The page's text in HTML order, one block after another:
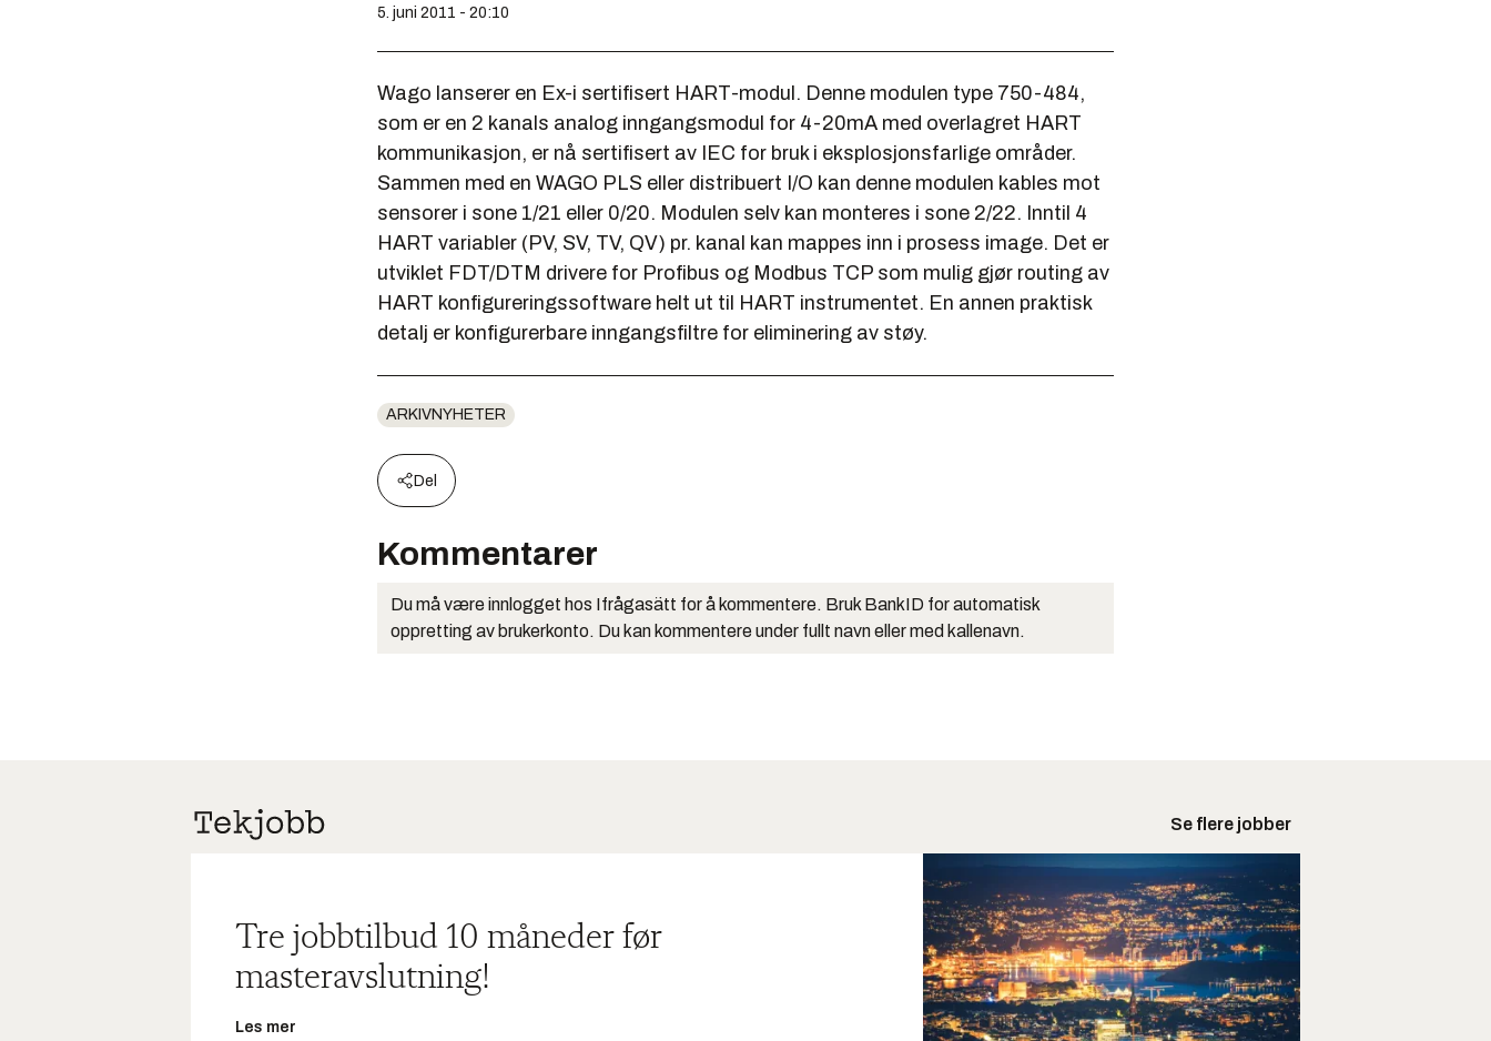
5. juni 2011 - 20:10
Wago lanserer en Ex-i sertifisert HART-modul. Denne modulen type 750-484,
som er en 2 kanals analog inngangsmodul for 4-20mA med overlagret HART
kommunikasjon, er nå sertifisert av IEC for bruk i eksplosjonsfarlige områder.
Sammen med en WAGO PLS eller distribuert I/O kan denne modulen kables mot
sensorer i sone 1/21 eller 0/20. Modulen selv kan monteres i sone 2/22. Inntil 4
HART variabler (PV, SV, TV, QV) pr. kanal kan mappes inn i prosess image. Det er
utviklet FDT/DTM drivere for Profibus og Modbus TCP som mulig gjør routing av
HART konfigureringssoftware helt ut til HART instrumentet. En annen praktisk
detalj er konfigurerbare inngangsfiltre for eliminering av støy.
ARKIVNYHETER
Del
Kommentarer
Du må være innlogget hos Ifrågasätt for å kommentere. Bruk BankID for automatisk
oppretting av brukerkonto. Du kan kommentere under fullt navn eller med kallenavn.
Se flere jobber
Tre jobbtilbud 10 måneder før
masteravslutning!
Les mer